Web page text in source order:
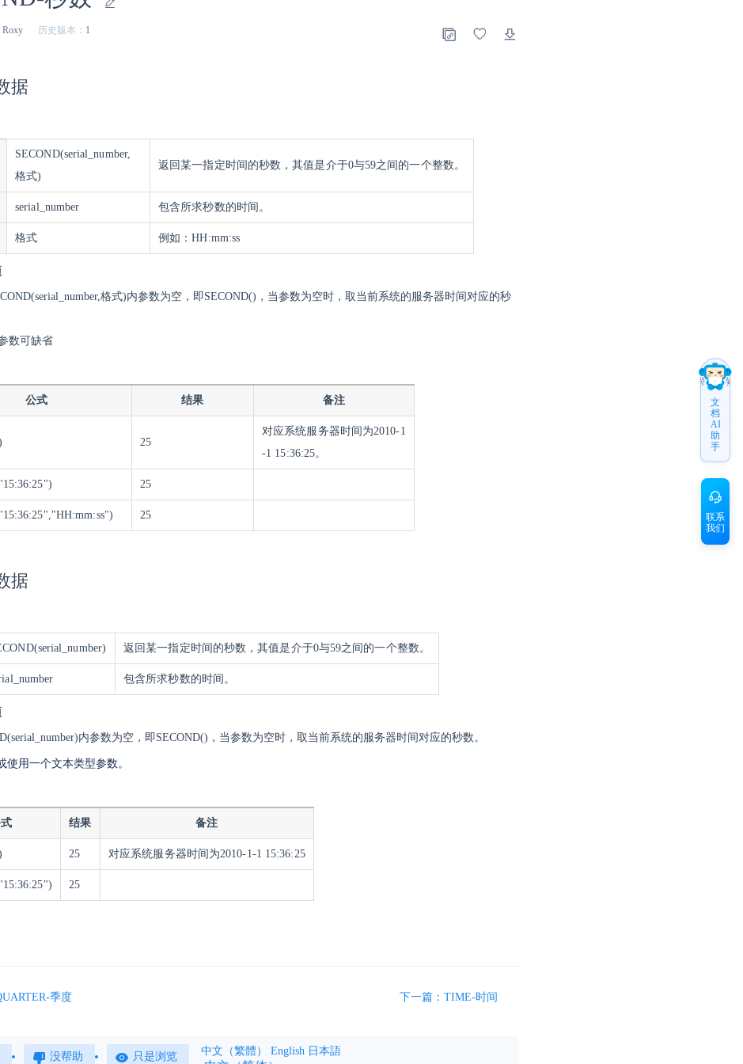
Roxy 历史版本： 1
据
SECOND(serial_number,
格式)
返回某一指定时间的秒数，其值是介于0与59之间的一个整数。
serial_number 包含所求秒数的时间。
格式 例如：HH:mm:ss
格式)内参数为空，即SECOND()，当参数为空时，取当前系统的服务器时间对应的秒
数可缺省
公式 结果 备注
25
对应系统服务器时间为2010-1
-1 15:36:25。
25
25
据
返回某一指定时间的秒数，其值是介于0与59之间的一个整数。
包含所求秒数的时间。
内参数为空，即SECOND()，当参数为空时，取当前系统的服务器时间对应的秒数。
使用一个文本类型参数。
结果 备注
25 对应系统服务器时间为2010-1-1 15:36:25
25
季度 下一篇：TIME-时间
没帮助 只是浏览 中文（繁體） English 日本語
文
档
AI
助
手
联系
我们